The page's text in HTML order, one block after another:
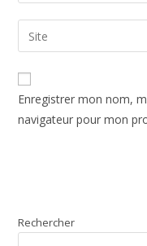
Enregistrer mon nom,
navigateur pour mon
Rechercher